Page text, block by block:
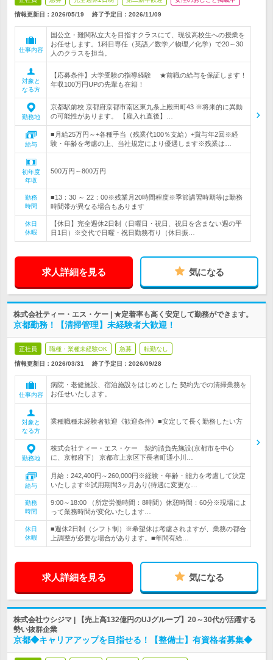
情報更新日：2026/05/19 終了予定日： 2026/11/09
仕事内容
国公立・難関私立大を目指すクラスにて、現役高校生への授業を
お任せします。1科目専任（英語／数学／物理／化学）で20～30
人のクラスを担当。
対象と
なる方
【応募条件】大学受験の指導経験 ★前職の給与を保証します！
年収100万円UPの先輩も在籍！
勤務地
京都駅前校 京都府京都市南区東九条上殿田町43 ※将来的に異動
の可能性があります。 【雇入れ直後】…
給与
■月給25万円～+各種手当（残業代100％支給）+賞与年2回※経
験・年齢を考慮の上、当社規定により優遇します※残業は…
初年度
年収
500万円～800万円
勤務
時間
■13：30 ～ 22：00※残業月20時間程度※季節講習時期等は勤務
時間帯が異なる場合もあります
休日
休暇
【休日】完全週休2日制（日曜日・祝日、祝日を含まない週の平
日1日）※交代で日曜・祝日勤務有り（休日振…
求人詳細を見る 気になる
株式会社ティー・エス・ケー | ★定着率も高く安定して勤務ができます。
京都勤務！【清掃管理】未経験者大歓迎！
正社員 職種・業種未経験OK 急募 転勤なし
情報更新日：2026/03/31 終了予定日： 2026/09/28
仕事内容
病院・老健施設、宿泊施設をはじめとした 契約先での清掃業務を
お任せいたします。
対象と
なる方
業種職種未経験者歓迎《歓迎条件》■安定して長く勤務したい方
勤務地
株式会社ティー・エス・ケー 契約請負先施設(京都市を中心
に、京都府下） 京都市上京区下長者町通小川…
給与
月給：242,400円～260,000円※経験・年齢・能力を考慮して決定
いたします※試用期間3ヶ月あり(待遇に変更な…
勤務
時間
9:00～18:00 （所定労働時間：8時間）休憩時間：60分※現場によ
って業務時間が変化いたします…
休日
休暇
■週休2日制（シフト制）※希望休は考慮されますが、業務の都合
上調整が必要な場合があります。■年間有給…
求人詳細を見る 気になる
株式会社ウシジマ | 【売上高132億円のUJグループ】20～30代が活躍する
勢い抜群企業
京都◆キャリアアップを目指せる！【整備士】有資格者募集◆